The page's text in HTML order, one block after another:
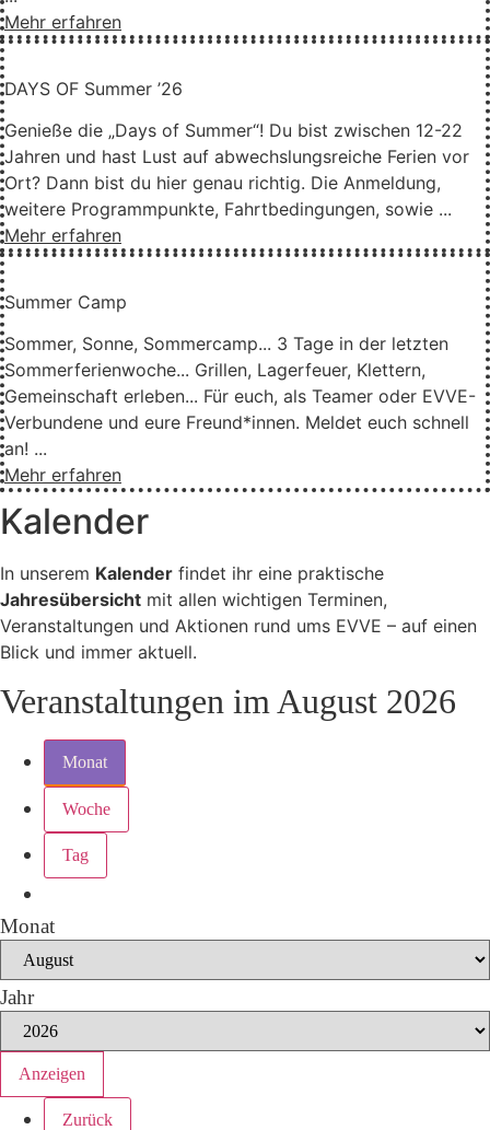
Mehr erfahren
DAYS OF Summer ’26
Genieße die „Days of Summer“! Du bist zwischen 12-22
Jahren und hast Lust auf abwechslungsreiche Ferien vor
Ort? Dann bist du hier genau richtig. Die Anmeldung,
weitere Programmpunkte, Fahrtbedingungen, sowie ...
Mehr erfahren
Summer Camp
Sommer, Sonne, Sommercamp... 3 Tage in der letzten
Sommerferienwoche... Grillen, Lagerfeuer, Klettern,
Gemeinschaft erleben... Für euch, als Teamer oder EVVE-
Verbundene und eure Freund*innen. Meldet euch schnell
an! ...
Mehr erfahren
Kalender
In unserem Kalender findet ihr eine praktische
Jahresübersicht mit allen wichtigen Terminen,
Veranstaltungen und Aktionen rund ums EVVE – auf einen
Blick und immer aktuell.
Veranstaltungen im August 2026
Monat
Woche
Tag
Monat
Jahr
Zurück